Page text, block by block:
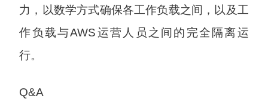
力，以数学方式确保各工作负载之间，以及工
作负载与AWS运营人员之间的完全隔离运
行。
Q&A